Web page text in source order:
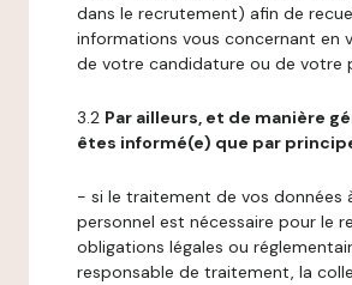
dans le recrutement) afin de
informations vous concernant en
de votre candidature ou de votre
3.2 Par ailleurs, et de manière
êtes informé(e) que par
- si le traitement de vos données
personnel est nécessaire pour le
obligations légales ou
responsable de traitement, la